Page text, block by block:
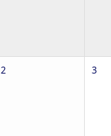
2 3